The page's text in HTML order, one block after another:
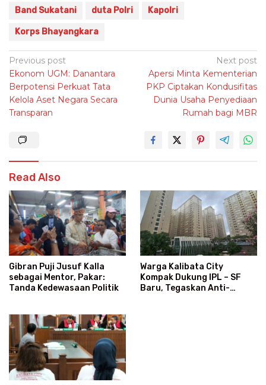
Band Sukatani duta Polri Kapolri
Korps Bhayangkara
Post
navigation
Previous post
Ekonom UGM: Danantara
Berpotensi Perkuat Tata
Kelola Aset Negara Secara
Transparan
Next post
Apersi Minta Kementerian
PKP Ciptakan Kondusifitas
Dunia Usaha Penyediaan
Rumah bagi MBR
Read Also
Gibran Puji Jusuf Kalla
sebagai Mentor, Pakar:
Tanda Kedewasaan Politik
Warga Kalibata City
Kompak Dukung IPL – SF
Baru, Tegaskan Anti-